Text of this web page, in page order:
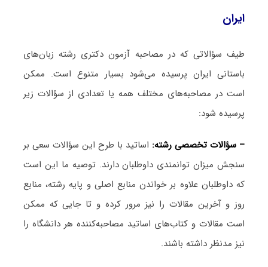
ایران
طیف سؤالاتی که در مصاحبه آزمون دکتری رشته زبان‌های
باستانی ایران پرسیده می‌شود بسیار متنوع است. ممکن
است در مصاحبه‌های مختلف همه یا تعدادی از سؤالات زیر
پرسیده شود:
– سؤالات تخصصی رشته: اساتید با طرح این سؤالات سعی بر
سنجش میزان توانمندی داوطلبان دارند. توصیه ما این است
که داوطلبان علاوه بر خواندن منابع اصلی و پایه رشته، منابع
روز و آخرین مقالات را نیز مرور کرده و تا جایی که ممکن
است مقالات و کتاب‌های اساتید مصاحبه‌کننده هر دانشگاه را
نیز مدنظر داشته باشند.